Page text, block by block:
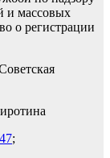
и массовых
о регистрации
;